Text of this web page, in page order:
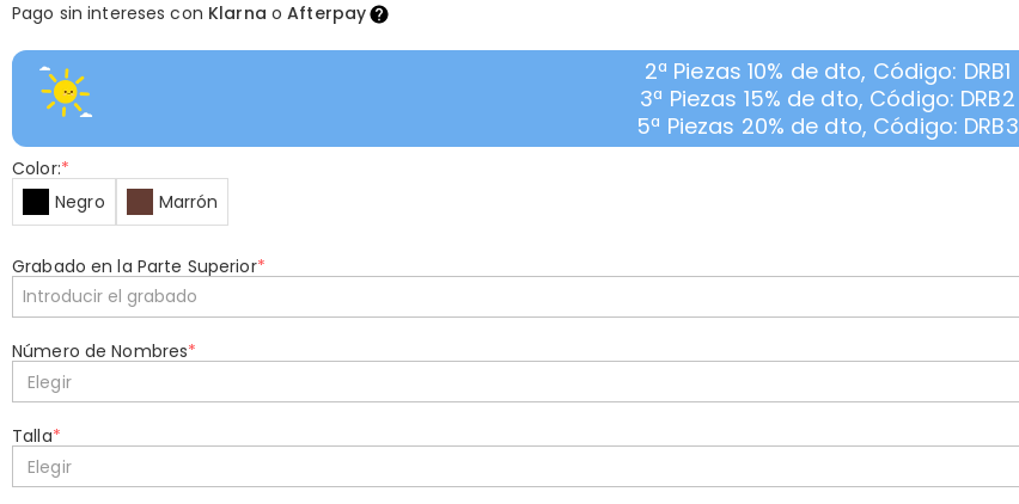
Pago sin intereses con Klarna oAfterpay
2ª Piezas 10% de dto, Código: DRB1
3ª Piezas 15% de dto, Código: DRB2
5ª Piezas 20% de dto, Código: DRB3
Color:*
Negro
Marrón
Grabado en la Parte Superior*
Número de Nombres*
Elegir
Talla*
Elegir